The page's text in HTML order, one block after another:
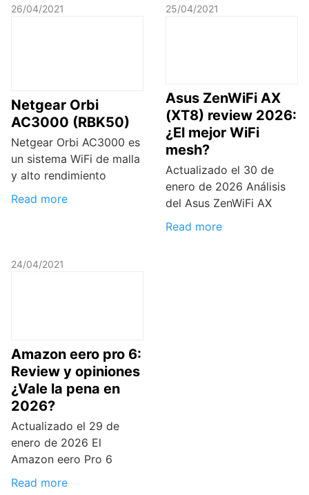
26/04/2021
Netgear Orbi
AC3000 (RBK50)
Netgear Orbi AC3000 es
un sistema WiFi de malla
y alto rendimiento
Read more
25/04/2021
Asus ZenWiFi AX
(XT8) review 2026:
¿El mejor WiFi
mesh?
Actualizado el 30 de
enero de 2026 Análisis
del Asus ZenWiFi AX
Read more
24/04/2021
Amazon eero pro 6:
Review y opiniones
¿Vale la pena en
2026?
Actualizado el 29 de
enero de 2026 El
Amazon eero Pro 6
Read more